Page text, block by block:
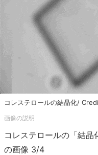
コレステロールの結晶化/
コレステロールの「結晶
の画像 3/4